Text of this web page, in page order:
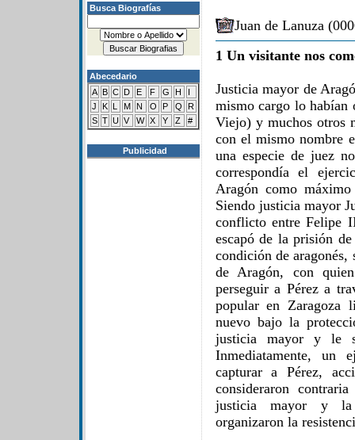
Busca Biografías
Abecedario
A B C D E F G H
I
J
K L M N O P Q
R
S T U V W X Y Z #
Publicidad
Juan de Lanuza
1 Un visitante nos
Justicia mayor de
mismo cargo lo habían
Viejo) y muchos otros
con el mismo nombre
una especie de juez
correspondía el
Aragón como
Siendo justicia mayor
conflicto entre Felipe
escapó de la prisión
condición de
de Aragón, con
perseguir a Pérez a
popular en Zaragoza
nuevo bajo la
justicia mayor y le
Inmediatamente, un
capturar a Pérez,
consideraron
justicia mayor y la
organizaron la